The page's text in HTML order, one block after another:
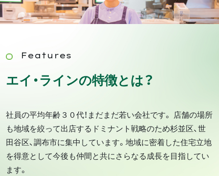
Features
エイ・ラインの特徴とは？
社員の平均年齢３０代！まだまだ若い会社です。 店舗の場所
も地域を絞って出店するドミナント戦略のため杉並区、世
田谷区、調布市に集中しています。地域に密着した住宅立地
を得意として今後も仲間と共にさらなる成長を目指してい
ます。